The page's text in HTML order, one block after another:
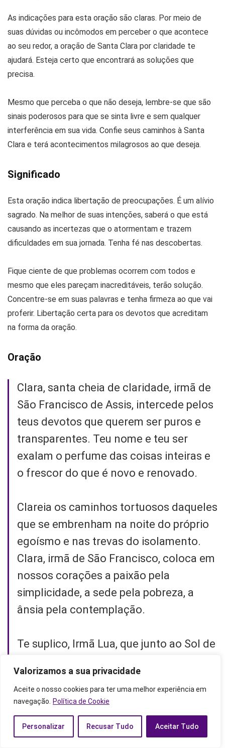
Valorizamos a sua privacidade
Aceite o nosso cookies para ter uma melhor experiência em
navegação.
Política de Cookie
Personalizar Recusar Tudo Aceitar Tudo
As indicações para esta oração são claras. Por meio de
suas dúvidas ou incômodos em perceber o que acontece
ao seu redor, a oração de Santa Clara por claridade te
ajudará. Esteja certo que encontrará as soluções que
precisa.
Mesmo que perceba o que não deseja, lembre-se que são
sinais poderosos para que se sinta livre e sem qualquer
interferência em sua vida. Confie seus caminhos à Santa
Clara e terá acontecimentos milagrosos ao que deseja.
Significado
Esta oração indica libertação de preocupações. É um alívio
sagrado. Na melhor de suas intenções, saberá o que está
causando as incertezas que o atormentam e trazem
dificuldades em sua jornada. Tenha fé nas descobertas.
Fique ciente de que problemas ocorrem com todos e
mesmo que eles pareçam inacreditáveis, terão solução.
Concentre-se em suas palavras e tenha firmeza ao que vai
proferir. Libertação certa para os devotos que acreditam
na forma da oração.
Oração
Clara, santa cheia de claridade, irmã de
São Francisco de Assis, intercede pelos
teus devotos que querem ser puros e
transparentes. Teu nome e teu ser
exalam o perfume das coisas inteiras e
o frescor do que é novo e renovado.
Clareia os caminhos tortuosos daqueles
que se embrenham na noite do próprio
egoísmo e nas trevas do isolamento.
Clara, irmã de São Francisco, coloca em
nossos corações a paixão pela
simplicidade, a sede pela pobreza, a
ânsia pela contemplação.
Te suplico, Irmã Lua, que junto ao Sol de
alcança-nos a graça que, confiantes
vos pedimos.
que buscam a claridade! Amém!